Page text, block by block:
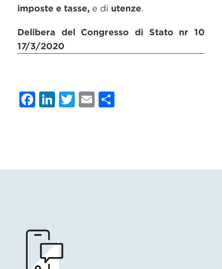
imposte e tasse, e di utenze.
Delibera del Congresso di Stato nr 10
17/3/2020
Facebook
LinkedIn
Twitter
Email